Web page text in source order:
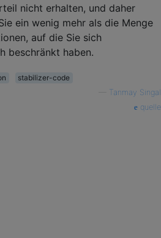
nicht erhalten, und daher
ein wenig mehr als die Menge
auf die Sie sich
beschränkt haben.
stabilizer-code
Tanmay Singal
quelle